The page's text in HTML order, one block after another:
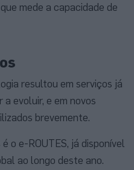
mede a capacidade de
resultou em serviços já
a evoluir, e em novos
brevemente.
o e-ROUTES, já disponível
ao longo deste ano.